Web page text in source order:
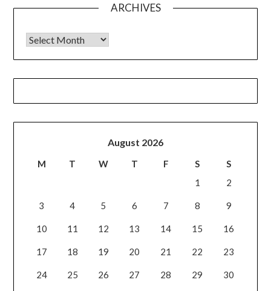
ARCHIVES
Archives
August 2026
M T W T F S
S
1
2
3 4 5 6 7 8 9
10 11 12 13 14 15 16
17 18 19 20 21 22 23
24 25 26 27 28 29 30